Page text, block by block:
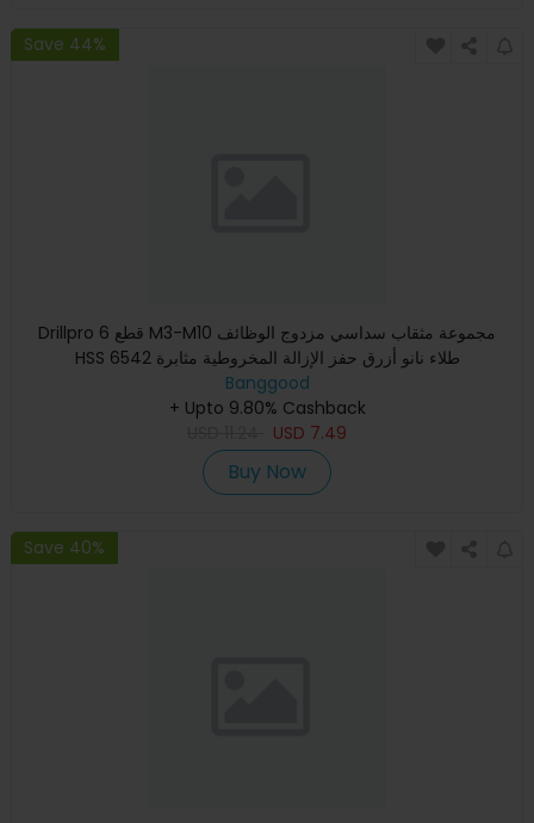
Save 44%
Drillpro 6 قطع M3-M10 مجموعة مثقاب سداسي مزدوج الوظائف
HSS 6542 طلاء نانو أزرق حفز الإزالة المخروطية مثابرة
Banggood
+ Upto 9.80% Cashback
USD 7.49
Buy Now
Save 40%